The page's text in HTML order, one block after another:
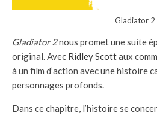
Gladiator 2
Gladiator 2nous promet une suite
original. Avec Ridley Scottaux
à un film d’action avec une histoire
personnages profonds.
Dans ce chapitre, l’histoire se